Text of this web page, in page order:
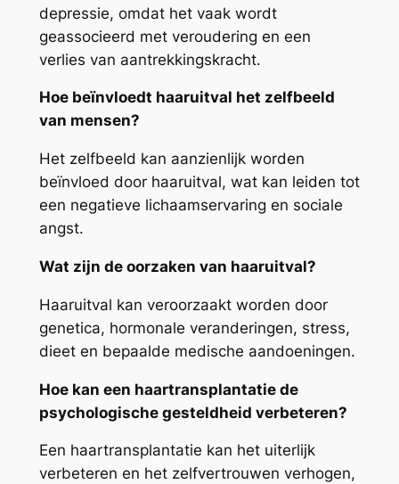
depressie, omdat het vaak wordt
geassocieerd met veroudering en een
verlies van aantrekkingskracht.
Hoe beïnvloedt haaruitval het zelfbeeld
van mensen?
Het zelfbeeld kan aanzienlijk worden
beïnvloed door haaruitval, wat kan leiden tot
een negatieve lichaamservaring en sociale
angst.
Wat zijn de oorzaken van haaruitval?
Haaruitval kan veroorzaakt worden door
genetica, hormonale veranderingen, stress,
dieet en bepaalde medische aandoeningen.
Hoe kan een haartransplantatie de
psychologische gesteldheid verbeteren?
Een haartransplantatie kan het uiterlijk
verbeteren en het zelfvertrouwen verhogen,